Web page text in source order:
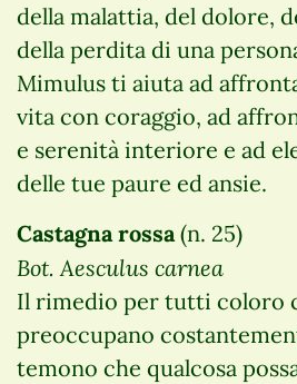
della malattia, del dolore,
della perdita di una
Mimulus ti aiuta ad
vita con coraggio, ad
e serenità interiore e ad
delle tue paure ed ansie.
Castagna rossa (n. 25)
Bot. Aesculus carnea
Il rimedio per tutti coloro
preoccupano
temono che qualcosa